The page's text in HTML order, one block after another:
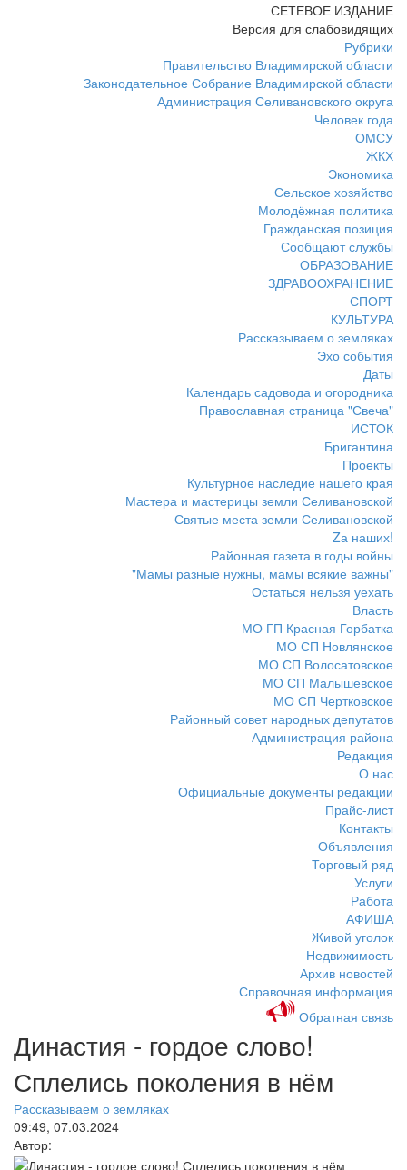
СЕТЕВОЕ ИЗДАНИЕ
Версия для слабовидящих
Рубрики
Правительство Владимирской области
Законодательное Собрание Владимирской области
Администрация Селивановского округа
Человек года
ОМСУ
ЖКХ
Экономика
Сельское хозяйство
Молодёжная политика
Гражданская позиция
Сообщают службы
ОБРАЗОВАНИЕ
ЗДРАВООХРАНЕНИЕ
СПОРТ
КУЛЬТУРА
Рассказываем о земляках
Эхо события
Даты
Календарь садовода и огородника
Православная страница "Свеча"
ИСТОК
Бригантина
Проекты
Культурное наследие нашего края
Мастера и мастерицы земли Селивановской
Святые места земли Селивановской
Zа наших!
Районная газета в годы войны
"Мамы разные нужны, мамы всякие важны"
Остаться нельзя уехать
Власть
МО ГП Красная Горбатка
МО СП Новлянское
МО СП Волосатовское
МО СП Малышевское
МО СП Чертковское
Районный совет народных депутатов
Администрация района
Редакция
О нас
Официальные документы редакции
Прайс-лист
Контакты
Объявления
Торговый ряд
Услуги
Работа
АФИША
Живой уголок
Недвижимость
Архив новостей
Справочная информация
Обратная связь
Династия - гордое слово!
Сплелись поколения в нём
Рассказываем о земляках
09:49, 07.03.2024
Автор: